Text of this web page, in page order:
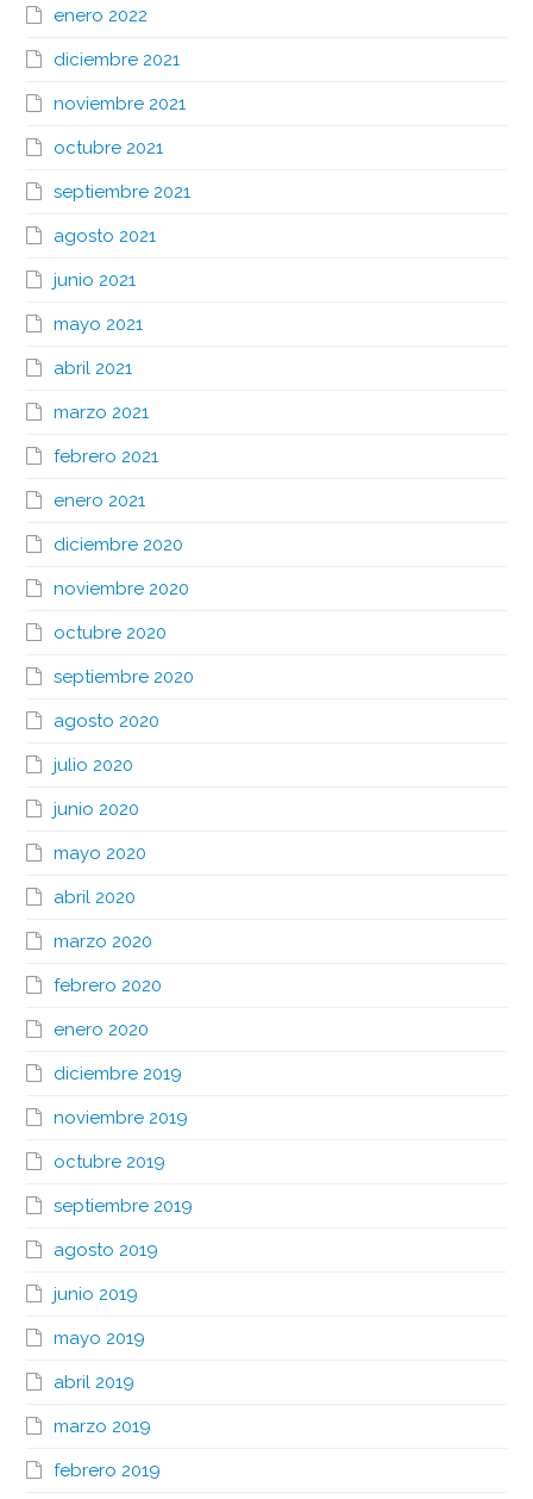
enero 2022
diciembre 2021
noviembre 2021
octubre 2021
septiembre 2021
agosto 2021
junio 2021
mayo 2021
abril 2021
marzo 2021
febrero 2021
enero 2021
diciembre 2020
noviembre 2020
octubre 2020
septiembre 2020
agosto 2020
julio 2020
junio 2020
mayo 2020
abril 2020
marzo 2020
febrero 2020
enero 2020
diciembre 2019
noviembre 2019
octubre 2019
septiembre 2019
agosto 2019
junio 2019
mayo 2019
abril 2019
marzo 2019
febrero 2019